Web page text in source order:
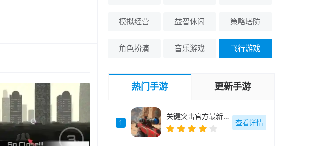
模拟经营 益智休闲 策略塔防
角色扮演 音乐游戏 飞行游戏
热门手游 更新手游
1
关键突击官方最新版-v1.0.0
查看详情